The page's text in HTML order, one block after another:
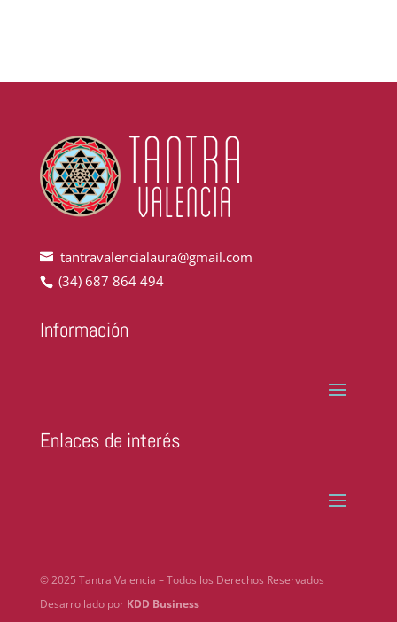
tantravalencialaura@gmail.com
(34) 687 864 494
Información
Enlaces de interés
© 2025 Tantra Valencia – Todos los Derechos Reservados
Desarrollado por KDD Business